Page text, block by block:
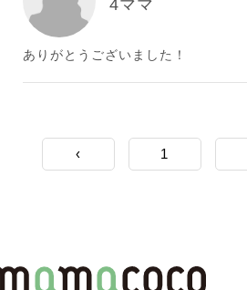
4ママ
ありがとうございました！
‹ 1